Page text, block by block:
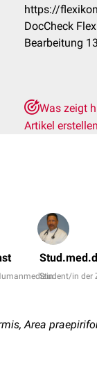
https://
DocCheck
Bearbeitung
Was zeigt
Artikel erstellen
Student/in der
Area